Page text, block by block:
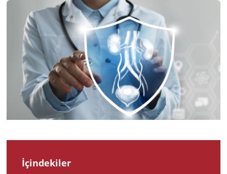
İçindekiler